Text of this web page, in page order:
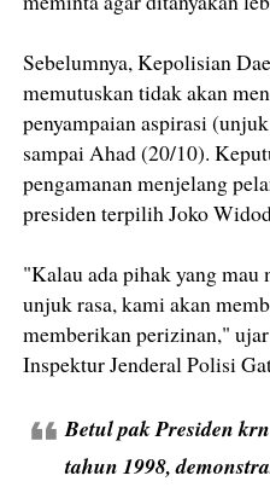
Sebelumnya, Kepolisian
memutuskan tidak akan
penyampaian aspirasi
sampai Ahad (20/10).
pengamanan menjelang
presiden terpilih Joko
"Kalau ada pihak yang
unjuk rasa, kami akan
memberikan perizinan,"
Inspektur Jenderal Polisi
Betul pak Presiden
tahun 1998,